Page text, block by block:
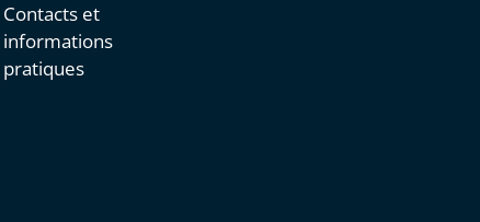
Contacts et
informations
pratiques